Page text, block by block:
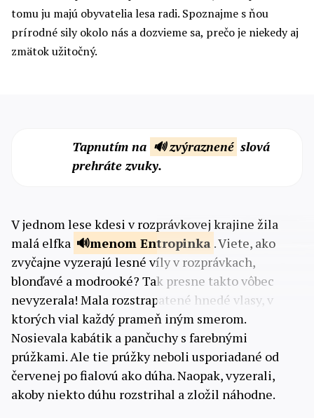
tomu ju majú obyvatelia lesa radi. Spoznajme s ňou
prírodné sily okolo nás a dozvieme sa, prečo je niekedy aj
zmätok užitočný.
Tapnutím na 🔊 zvýraznené slová
prehráte zvuky.
V jednom lese kdesi v rozprávkovej krajine žila
malá elfka
menom Entropinka . Viete, ako
zvyčajne vyzerajú lesné víly v rozprávkach,
blonďavé a modrooké? Tak presne takto vôbec
nevyzerala! Mala rozstrapatené hnedé vlasy, v
ktorých vial každý prameň iným smerom.
Nosievala kabátik a pančuchy s farebnými
prúžkami. Ale tie prúžky neboli usporiadané od
červenej po fialovú ako dúha. Naopak, vyzerali,
akoby niekto dúhu rozstrihal a zložil náhodne.